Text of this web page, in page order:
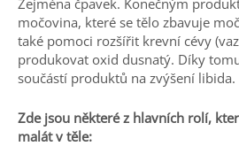
močovina, které se tělo zbavuje
také pomoci rozšířit krevní cévy
produkovat oxid dusnatý. Díky
součástí produktů na zvýšení libida.
Zde jsou některé z hlavních rolí,
malát v těle: